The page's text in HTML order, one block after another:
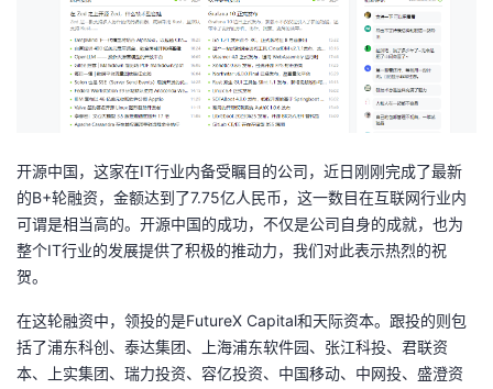
客
论
坛
的
圈
子
我
的
直
播
我
的
活
我
的
我
开源中国，这家在IT行业内备受瞩目的公司，近日刚刚完成了最新
的B+轮融资，金额达到了7.75亿人民币，这一数目在互联网行业内
可谓是相当高的。开源中国的成功，不仅是公司自身的成就，也为
整个IT行业的发展提供了积极的推动力，我们对此表示热烈的祝
贺。
在这轮融资中，领投的是FutureX Capital和天际资本。跟投的则包
括了浦东科创、泰达集团、上海浦东软件园、张江科投、君联资
本、上实集团、瑞力投资、容亿投资、中国移动、中网投、盛澄资